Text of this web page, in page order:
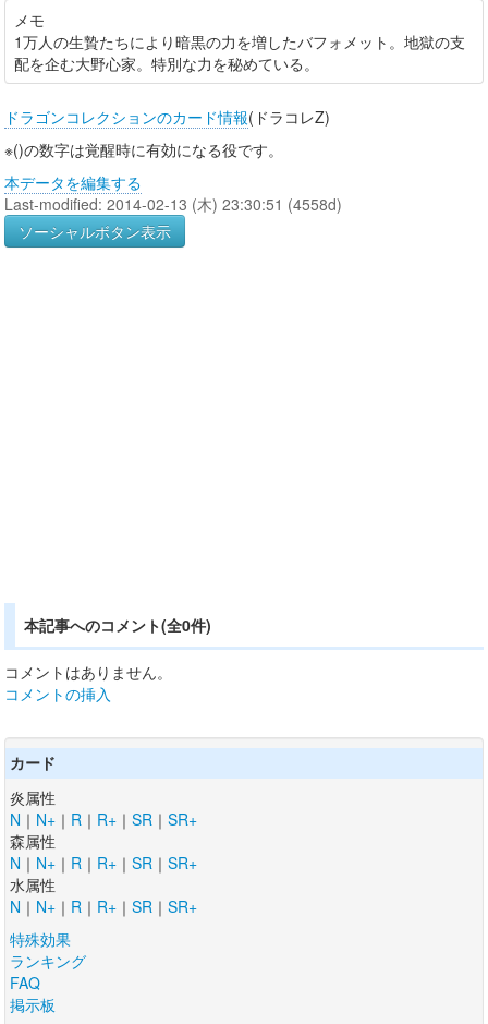
メモ
1万人の生贄たちにより暗黒の力を増したバフォメット。地獄の支
配を企む大野心家。特別な力を秘めている。
ドラゴンコレクションのカード情報(ドラコレZ)
※()の数字は覚醒時に有効になる役です。
本データを編集する
Last-modified: 2014-02-13 (木) 23:30:51 (4558d)
ソーシャルボタン表示
本記事へのコメント(全0件)
コメントはありません。
コメントの挿入
カード
炎属性
N ｜ N+ ｜ R ｜ R+ ｜ SR ｜ SR+
森属性
N ｜ N+ ｜ R ｜ R+ ｜ SR ｜ SR+
水属性
N ｜ N+ ｜ R ｜ R+ ｜ SR ｜ SR+
特殊効果
ランキング
FAQ
掲示板